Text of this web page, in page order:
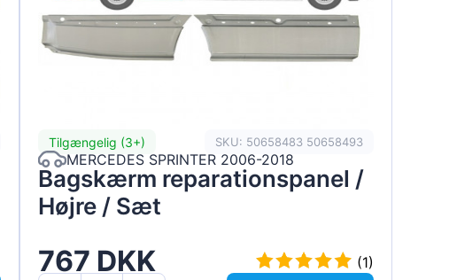
Tilgængelig (3+) SKU: 50658483 50658493
MERCEDES SPRINTER 2006-2018
Bagskærm reparationspanel /
Højre / Sæt
767 DKK
(1)